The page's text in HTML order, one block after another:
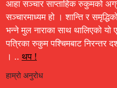
आहा सञ्चार साप्ताहिक रुकुमको
सञ्चारमाध्यम हो । शान्ति र
भन्ने मुल नाराका साथ थालिएको यो
पत्रिका रुकुम पश्चिमबाट निरन्तर
। .. थप !
हाम्रो अनुरोध